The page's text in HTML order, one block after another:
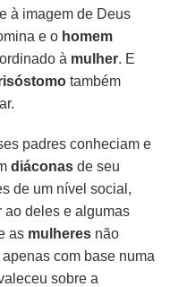
à imagem de Deus
e o homem
à mulher. E
também
padres conheciam e
diáconas de seu
de um nível social,
ao deles e algumas
as mulheres não
com base numa
sobre a